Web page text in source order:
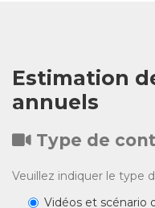
Estimation
annuels
Type de
Veuillez indiquer le type
Vidéos et scénario